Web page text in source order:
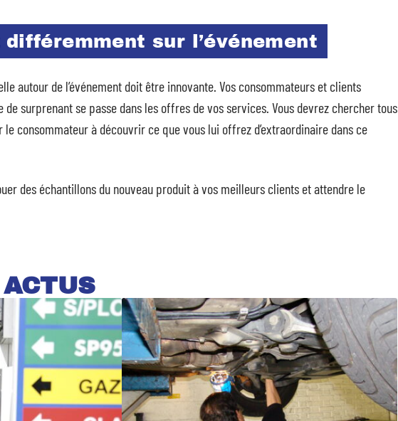
différemment sur l’événement
autour de l’événement doit être innovante. Vos consommateurs et clients
surprenant se passe dans les offres de vos services. Vous devrez chercher tous
consommateur à découvrir ce que vous lui offrez d’extraordinaire dans ce
des échantillons du nouveau produit à vos meilleurs clients et attendre le